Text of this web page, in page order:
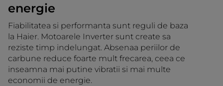
energie
Fiabilitatea si performanta sunt reguli de baza
la Haier. Motoarele Inverter sunt create sa
reziste timp indelungat. Absenaa periilor de
carbune reduce foarte mult frecarea, ceea ce
inseamna mai putine vibratii si mai multe
economii de energie.